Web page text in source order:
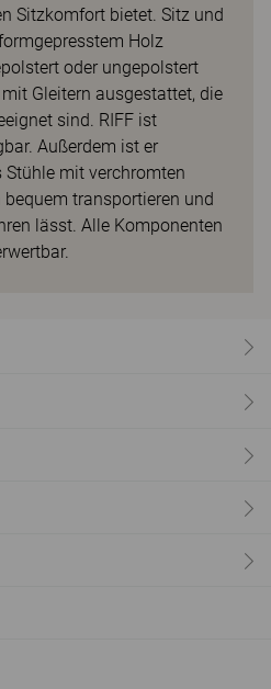
Sitzkomfort bietet. Sitz und
Holz
oder ungepolstert
Gleitern ausgestattet, die
sind. RIFF ist
Außerdem ist er
mit verchromten
bequem transportieren und
lässt. Alle Komponenten